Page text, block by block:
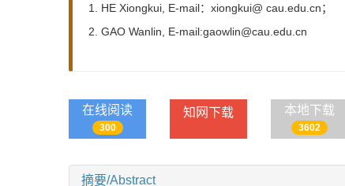
1. HE Xiongkui, E-mail：xiongkui@ cau.edu.cn；
2. GAO Wanlin, E-mail:gaowlin@cau.edu.cn
在线阅读
300
知网下载 本地下载
3602
摘要/Abstract